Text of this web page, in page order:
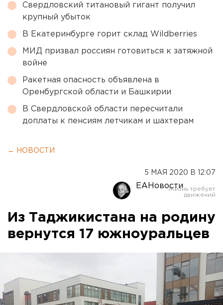
Свердловский титановый гигант получил
крупный убыток
В Екатеринбурге горит склад Wildberries
МИД призвал россиян готовиться к затяжной
войне
Ракетная опасность объявлена в
Оренбургской области и Башкирии
В Свердловской области пересчитали
доплаты к пенсиям летчикам и шахтерам
← НОВОСТИ
5 МАЯ 2020 В 12:07
ЕАНовости
Из Таджикистана на родину
вернутся 17 южноуральцев